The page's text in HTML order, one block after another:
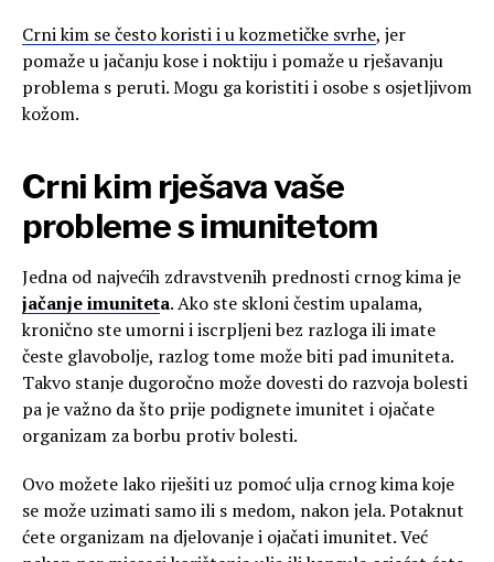
Crni kim se često koristi i u kozmetičke svrhe, jer
pomaže u jačanju kose i noktiju i pomaže u rješavanju
problema s peruti. Mogu ga koristiti i osobe s osjetljivom
kožom.
Crni kim rješava vaše
probleme s imunitetom
Jedna od najvećih zdravstvenih prednosti crnog kima je
jačanje imuniteta. Ako ste skloni čestim upalama,
kronično ste umorni i iscrpljeni bez razloga ili imate
česte glavobolje, razlog tome može biti pad imuniteta.
Takvo stanje dugoročno može dovesti do razvoja bolesti
pa je važno da što prije podignete imunitet i ojačate
organizam za borbu protiv bolesti.
Ovo možete lako riješiti uz pomoć ulja crnog kima koje
se može uzimati samo ili s medom, nakon jela. Potaknut
ćete organizam na djelovanje i ojačati imunitet. Već